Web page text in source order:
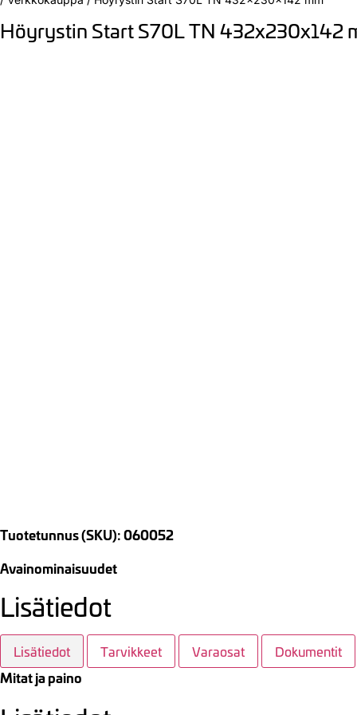
Höyrystin Start S70L TN 432x230x142
Tuotetunnus (SKU): 060052
Avainominaisuudet
Lisätiedot
Lisätiedot Tarvikkeet Varaosat Dokumentit
Mitat ja paino